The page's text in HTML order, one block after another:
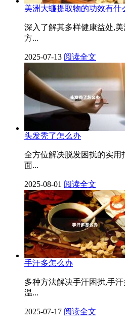
美洲大蠊提取物的功效有什
深入了解其多样健康益处,
方...
2025-07-13 阅读全文
头发秃了怎么办
全方位解决脱发困扰的实
面...
2025-08-01 阅读全文
手汗多怎么办
多种方法解决手汗困扰,手
温...
2025-07-17 阅读全文